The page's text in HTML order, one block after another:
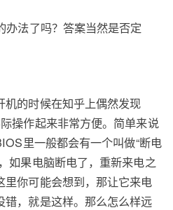
法了吗？答案当然是否定
的时候在知乎上偶然发现
操作起来非常方便。简单来说
里一般都会有一个叫做“断电
如果电脑断电了，重新来电之
你可能会想到，那让它来电
错，就是这样。那么怎么样远